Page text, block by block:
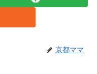
京都ママ